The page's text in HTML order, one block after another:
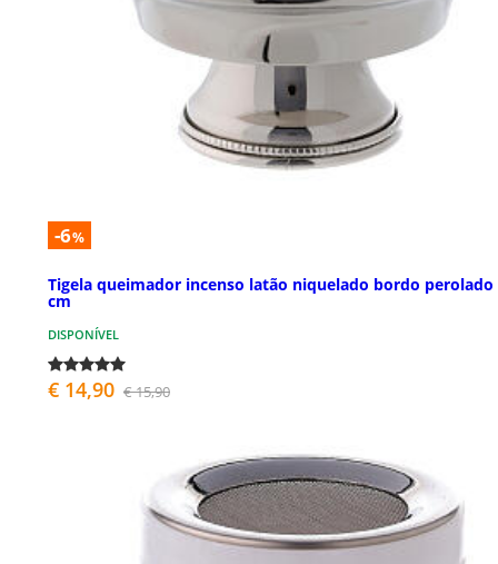
-6%
Tigela queimador incenso latão niquelado bordo perolado
cm
DISPONÍVEL
€ 14,90 € 15,90